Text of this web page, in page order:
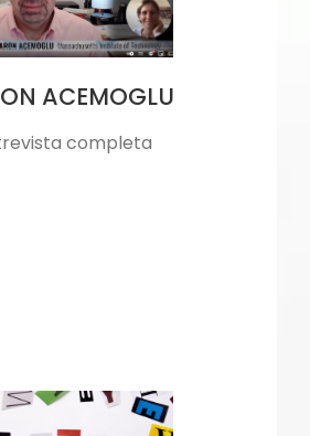
ACEMOGLU
completa